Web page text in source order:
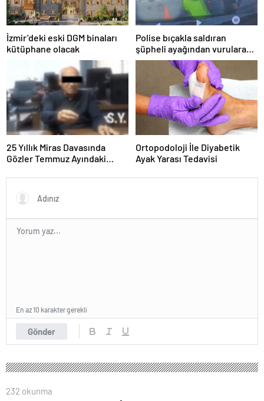
İzmir’deki eski DGM binaları
kütüphane olacak
Polise bıçakla saldıran
şüpheli ayağından vurularak
yakalandı
25 Yıllık Miras Davasında
Gözler Temmuz Ayındaki
Ortopodoloji İle Diyabetik
Ayak Yarası Tedavisi
Gönder
En az 10 karakter gerekli
232 okunma